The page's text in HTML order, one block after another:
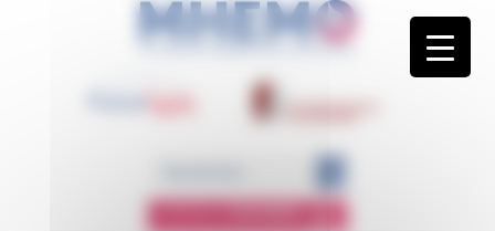
ESPACEMEMBRE
Panneau de gestion des cookies